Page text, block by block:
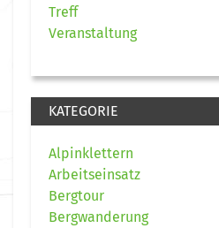
Treff
Veranstaltung
KATEGORIE
Alpinklettern
Arbeitseinsatz
Bergtour
Bergwanderung